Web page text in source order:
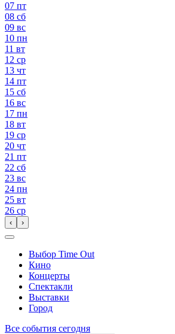
07 пт
08 сб
09 вс
10 пн
11 вт
12 ср
13 чт
14 пт
15 сб
16 вс
17 пн
18 вт
19 ср
20 чт
21 пт
22 сб
23 вс
24 пн
25 вт
26 ср
‹ ›
Выбор Time Out
Кино
Концерты
Спектакли
Выставки
Город
Все события сегодня